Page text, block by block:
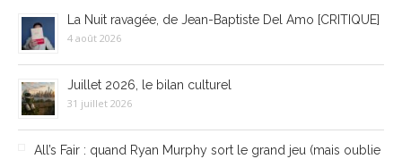
La Nuit ravagée, de Jean-Baptiste Del Amo [CRITIQUE]
4 août 2026
Juillet 2026, le bilan culturel
31 juillet 2026
All’s Fair : quand Ryan Murphy sort le grand jeu (mais oublie